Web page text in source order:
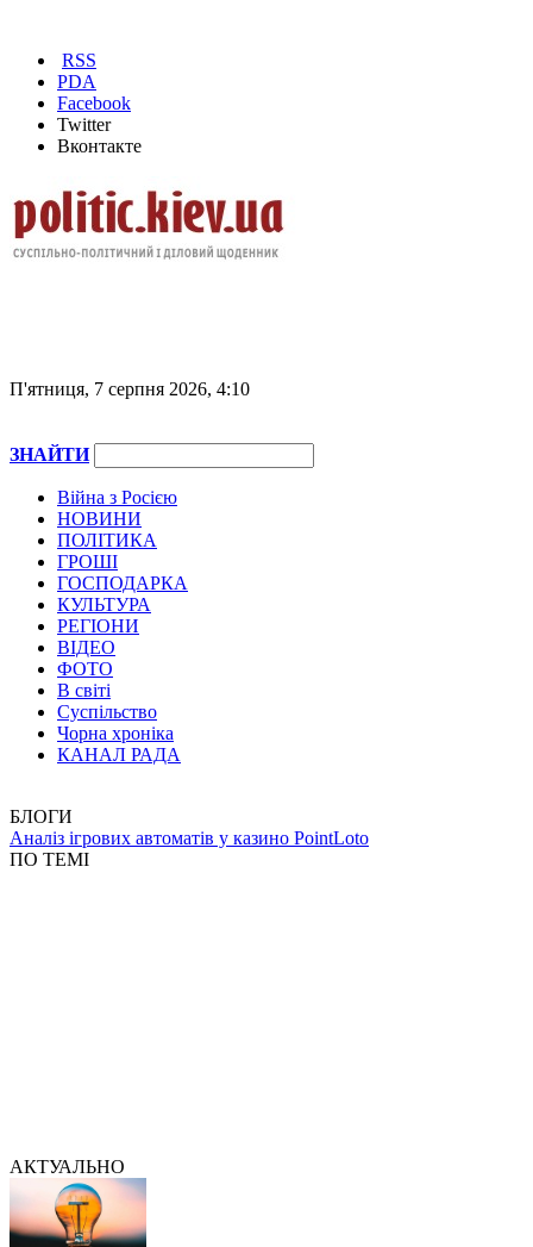
RSS
PDA
Facebook
Twitter
Вконтакте
П'ятниця, 7 серпня 2026, 4:10
ЗНАЙТИ
Війна з Росією
НОВИНИ
ПОЛІТИКА
ГРОШІ
ГОСПОДАРКА
КУЛЬТУРА
РЕГІОНИ
ВІДЕО
ФОТО
В світі
Суспільство
Чорна хроніка
КАНАЛ РАДА
БЛОГИ
Аналіз ігрових автоматів у казино PointLoto
ПО ТЕМІ
АКТУАЛЬНО